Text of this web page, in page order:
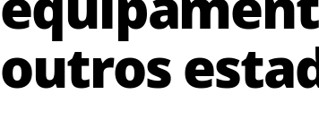
outros